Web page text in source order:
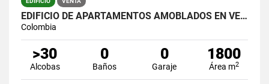
EDIFICIO DE APARTAMENTOS AMOBLADOS EN VENTA
Colombia
>30
Alcobas
0
Baños
0
Garaje
1800
Área m2